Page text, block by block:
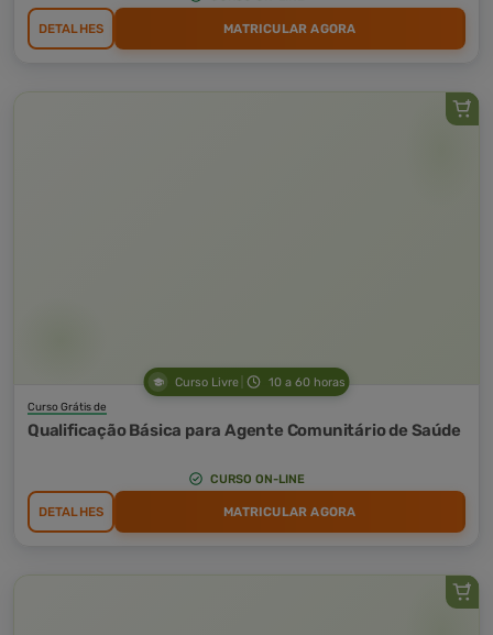
DETALHES MATRICULAR AGORA
Curso Livre 10 a 60 horas
Curso Grátis de
Qualificação Básica para Agente Comunitário de Saúde
CURSO ON-LINE
DETALHES MATRICULAR AGORA